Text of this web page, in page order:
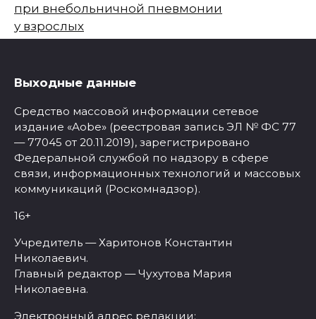
при внебольничной пневмонии
у взрослых
Выходные данные
Средство массовой информации сетевое
издание «Aobe» (реестровая запись ЭЛ № ФС 77
— 77045 от 20.11.2019), зарегистрировано
Федеральной службой по надзору в сфере
связи, информационных технологий и массовых
коммуникаций (Роскомнадзор).
16+
Учредитель — Харитонов Константин
Николаевич.
Главный редактор — Чухутова Мария
Николаевна.
Электронный адрес редакции: